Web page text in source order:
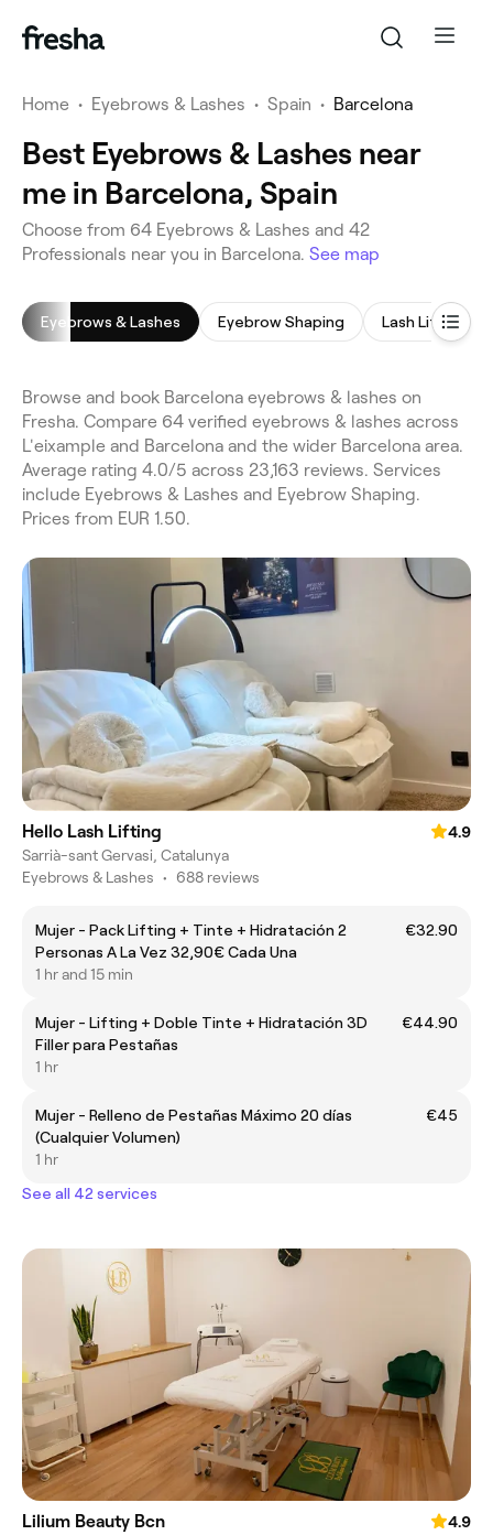
Home • Eyebrows & Lashes • Spain • Barcelona
Best Eyebrows & Lashes near
me in Barcelona, Spain
Choose from 64 Eyebrows & Lashes and 42
Professionals near you in Barcelona. See map
Eyebrows & Lashes Eyebrow Shaping Lash Lift
Browse and book Barcelona eyebrows & lashes on
Fresha. Compare 64 verified eyebrows & lashes across
L'eixample and Barcelona and the wider Barcelona area.
Average rating 4.0/5 across 23,163 reviews. Services
include Eyebrows & Lashes and Eyebrow Shaping.
Prices from EUR 1.50.
Hello Lash Lifting
4.9
Sarrià-sant Gervasi, Catalunya
Eyebrows & Lashes • 688 reviews
Mujer - Pack Lifting + Tinte + Hidratación 2
Personas A La Vez 32,90€ Cada Una
€32.90
1 hr and 15 min
Mujer - Lifting + Doble Tinte + Hidratación 3D
Filler para Pestañas
€44.90
1 hr
Mujer - Relleno de Pestañas Máximo 20 días
(Cualquier Volumen)
€45
1 hr
See all 42 services
Lilium Beauty Bcn
4.9